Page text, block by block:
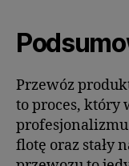
Przewóz
to proces, który
flotę oraz stały